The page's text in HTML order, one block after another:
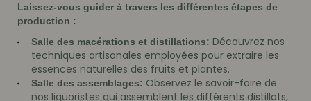
Laissez-vous guider à travers les différentes étapes de
production :
Salle des macérations et distillations: Découvrez nos
techniques artisanales employées pour extraire les
essences naturelles des fruits et plantes.
Salle des assemblages: Observez le savoir-faire de
nos liquoristes qui assemblent les différents distillats,